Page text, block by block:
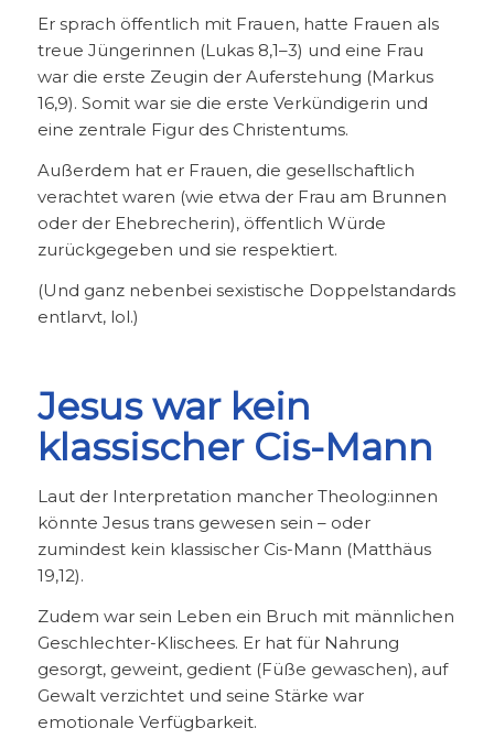
Er sprach öffentlich mit Frauen, hatte Frauen als
treue Jüngerinnen (Lukas 8,1–3) und eine Frau
war die erste Zeugin der Auferstehung (Markus
16,9). Somit war sie die erste Verkündigerin und
eine zentrale Figur des Christentums.
Außerdem hat er Frauen, die gesellschaftlich
verachtet waren (wie etwa der Frau am Brunnen
oder der Ehebrecherin), öffentlich Würde
zurückgegeben und sie respektiert.
(Und ganz nebenbei sexistische Doppelstandards
entlarvt, lol.)
Jesus war kein
klassischer Cis-Mann
Laut der Interpretation mancher Theolog:innen
könnte Jesus trans gewesen sein – oder
zumindest kein klassischer Cis-Mann (Matthäus
19,12).
Zudem war sein Leben ein Bruch mit männlichen
Geschlechter-Klischees. Er hat für Nahrung
gesorgt, geweint, gedient (Füße gewaschen), auf
Gewalt verzichtet und seine Stärke war
emotionale Verfügbarkeit.